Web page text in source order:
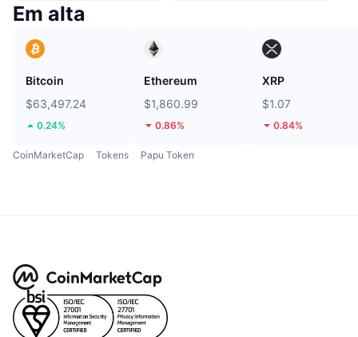
Em alta
Bitcoin
$63,497.24
0.24%
Ethereum
$1,860.99
0.86%
XRP
$1.07
0.84%
CoinMarketCap Tokens Papu Token